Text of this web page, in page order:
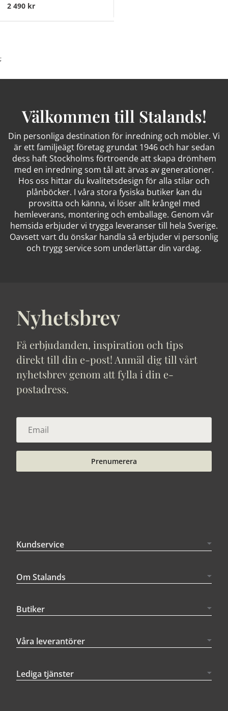
2 490 kr
;
Välkommen till Stalands!
Din personliga destination för inredning och möbler. Vi
är ett familjeägt företag grundat 1946 och har sedan
dess haft Stockholms förtroende att skapa drömhem
med en inredning som tål att ärvas av generationer.
Hos oss hittar du kvalitetsdesign för alla stilar och
plånböcker. I våra stora fysiska butiker kan du
provsitta och känna, vi löser allt krångel med
hemleverans, montering och emballage. Genom vår
hemsida erbjuder vi trygga leveranser till hela Sverige.
Oavsett vart du önskar handla så erbjuder vi personlig
och trygg service som underlättar din vardag.
Nyhetsbrev
Få erbjudanden, inspiration och tips
direkt till din e-post! Anmäl dig till vårt
nyhetsbrev genom att fylla i din e-
postadress.
Prenumerera
Kundservice
Om Stalands
Butiker
Våra leverantörer
Lediga tjänster